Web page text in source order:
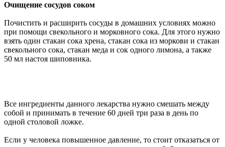
Очищение сосудов соком
Почистить и расширить сосуды в домашних условиях можно
при помощи свекольного и морковного сока. Для этого нужно
взять один стакан сока хрена, стакан сока из моркови и стакан
свекольного сока, стакан меда и сок одного лимона, а также
50 мл настоя шиповника.
Все ингредиенты данного лекарства нужно смешать между
собой и принимать в течение 60 дней три раза в день по
одной столовой ложке.
Если у человека повышенное давление, то стоит отказаться от